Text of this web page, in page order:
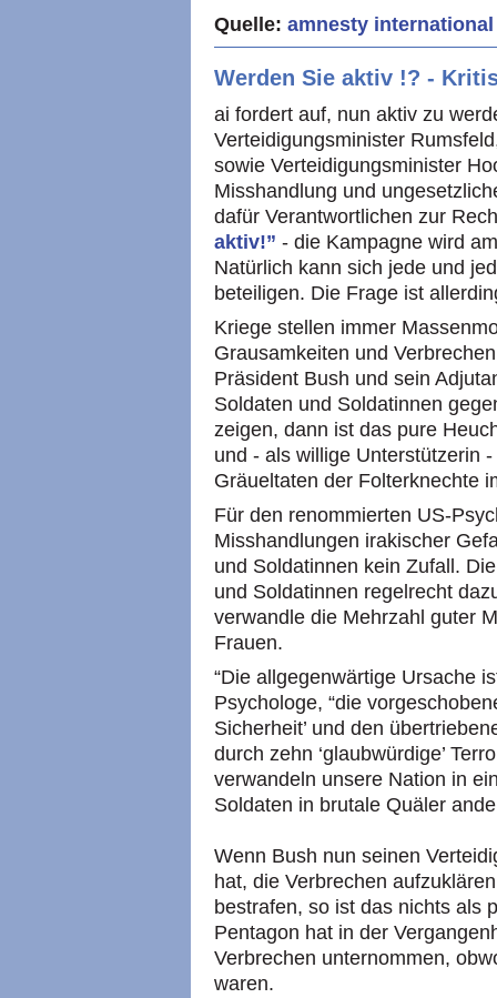
Quelle: amnesty
Werden Sie aktiv !? -
ai fordert auf, nun aktiv zu
Verteidigungsminister
sowie Verteidigungsminister
Misshandlung und
dafür Verantwortlichen zur
aktiv!” - die Kampagne wird
Natürlich kann sich jede und
beteiligen. Die Frage ist
Kriege stellen immer
Grausamkeiten und
Präsident Bush und sein
Soldaten und Soldatinnen
zeigen, dann ist das pure
und - als willige Unterstützerin
Gräueltaten der Folterknechte
Für den renommierten US-
Misshandlungen irakischer
und Soldatinnen kein Zufall.
und Soldatinnen regelrecht
verwandle die Mehrzahl guter
Frauen.
“Die allgegenwärtige Ursache
Psychologe, “die
Sicherheit’ und den
durch zehn ‘glaubwürdige’
verwandeln unsere Nation in
Soldaten in brutale Quäler
Wenn Bush nun seinen
hat, die Verbrechen
bestrafen, so ist das nichts als
Pentagon hat in der
Verbrechen unternommen,
waren.